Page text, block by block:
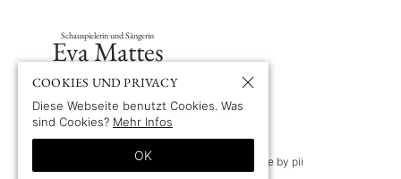
Schauspielerin und Sängerin
Eva Mattes
© 1969-2026 by Eva Mattes Site by pii
COOKIES UND PRIVACY
Diese Webseite benutzt Cookies. Was
sind Cookies? Mehr Infos
OK